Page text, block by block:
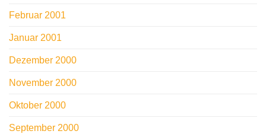
Februar 2001
Januar 2001
Dezember 2000
November 2000
Oktober 2000
September 2000